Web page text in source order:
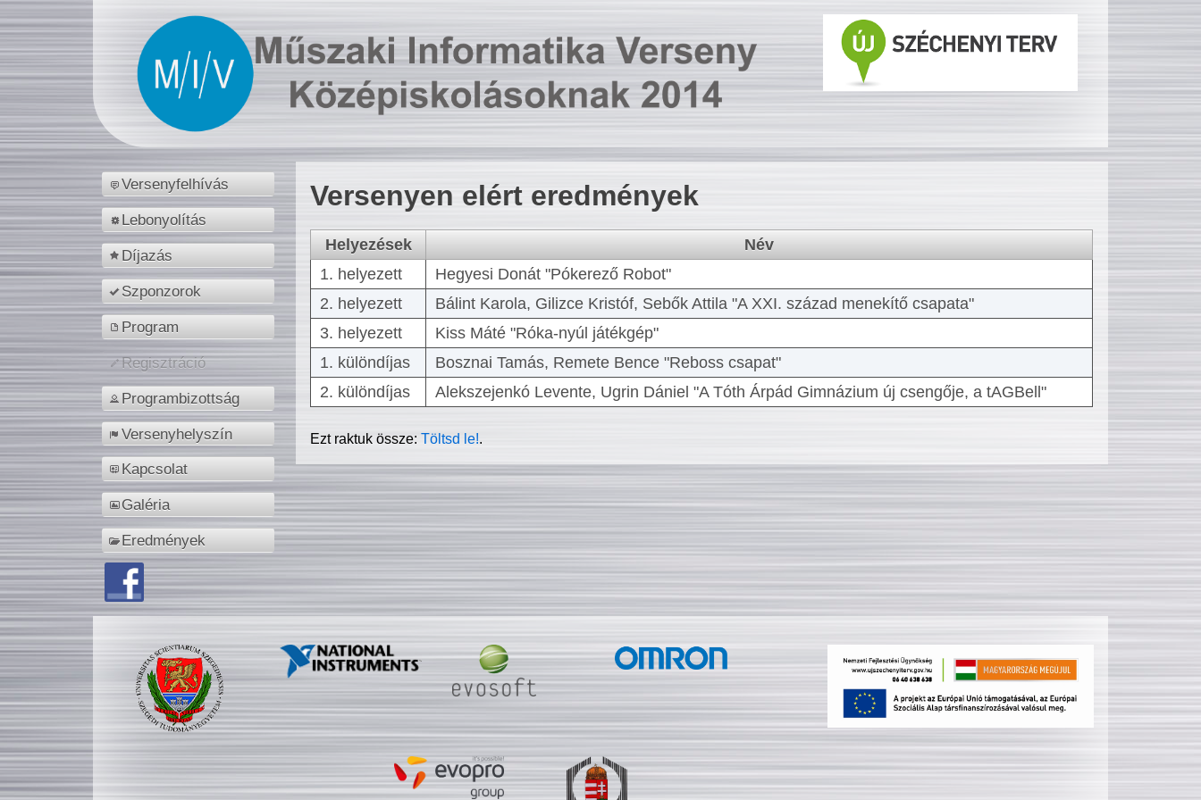
Versenyfelhívás
Lebonyolítás
Díjazás
Szponzorok
Program
Regisztráció
Programbizottság
Versenyhelyszín
Kapcsolat
Galéria
Eredmények
Versenyen elért eredmények
Helyezések
Név
1. helyezett
Hegyesi Donát "Pókerező Robot"
2. helyezett
Bálint Karola, Gilizce Kristóf, Sebők Attila "A XXI. század menekítő csapata"
3. helyezett
Kiss Máté "Róka-nyúl játékgép"
1. különdíjas
Bosznai Tamás, Remete Bence "Reboss csapat"
2. különdíjas
Alekszejenkó Levente, Ugrin Dániel "A Tóth Árpád Gimnázium új csengője, a tAGBell"
Ezt raktuk össze:Töltsd le!.